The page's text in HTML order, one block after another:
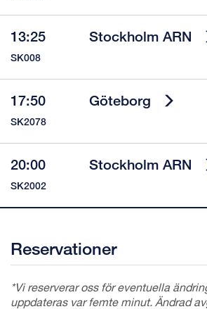
13:25 Stockholm ARN
SK008
17:50 Göteborg
SK2078
20:00 Stockholm ARN
SK2002
Reservationer
*Vi reserverar oss för eventuella
uppdateras var femte minut. Ändrad